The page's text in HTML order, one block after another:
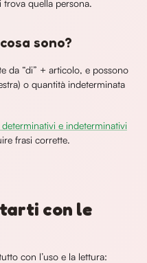
quella persona.
sono?
da “di” + articolo, e possono
o quantità indeterminata
e indeterminativi
frasi corrette.
con le
con l’uso e la lettura: